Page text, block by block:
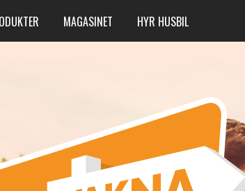
MAGASINET HYR HUSBIL